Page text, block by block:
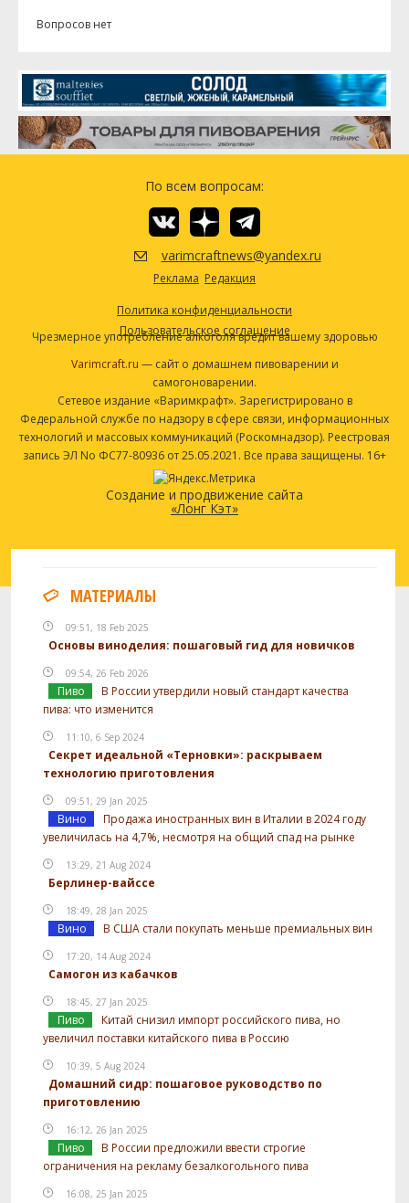
Вопросов нет
По всем вопросам:
varimcraftnews@yandex.ru
Реклама Редакция
Политика конфиденциальности
Пользовательское соглашение
Чрезмерное употребление алкоголя вредит вашему здоровью
Varimcraft.ru — сайт о домашнем пивоварении и
самогоноварении.
Сетевое издание «Варимкрафт». Зарегистрировано в
Федеральной службе по надзору в сфере связи, информационных
технологий и массовых коммуникаций (Роскомнадзор). Реестровая
запись ЭЛ No ФС77-80936 от 25.05.2021. Все права защищены. 16+
Создание и продвижение сайта
«Лонг Кэт»
МАТЕРИАЛЫ
09:51, 18 Feb 2025
Основы виноделия: пошаговый гид для новичков
09:54, 26 Feb 2026
Пиво
В России утвердили новый стандарт качества
пива: что изменится
11:10, 6 Sep 2024
Секрет идеальной «Терновки»: раскрываем
технологию приготовления
09:51, 29 Jan 2025
Вино
Продажа иностранных вин в Италии в 2024 году
увеличилась на 4,7%, несмотря на общий спад на рынке
13:29, 21 Aug 2024
Берлинер-вайссе
18:49, 28 Jan 2025
Вино В США стали покупать меньше премиальных вин
17:20, 14 Aug 2024
Самогон из кабачков
18:45, 27 Jan 2025
Пиво
Китай снизил импорт российского пива, но
увеличил поставки китайского пива в Россию
10:39, 5 Aug 2024
Домашний сидр: пошаговое руководство по
приготовлению
16:12, 26 Jan 2025
Пиво
В России предложили ввести строгие
ограничения на рекламу безалкогольного пива
16:08, 25 Jan 2025